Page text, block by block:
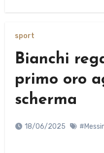
sport
Bianchi
primo oro
scherma
18/06/2025